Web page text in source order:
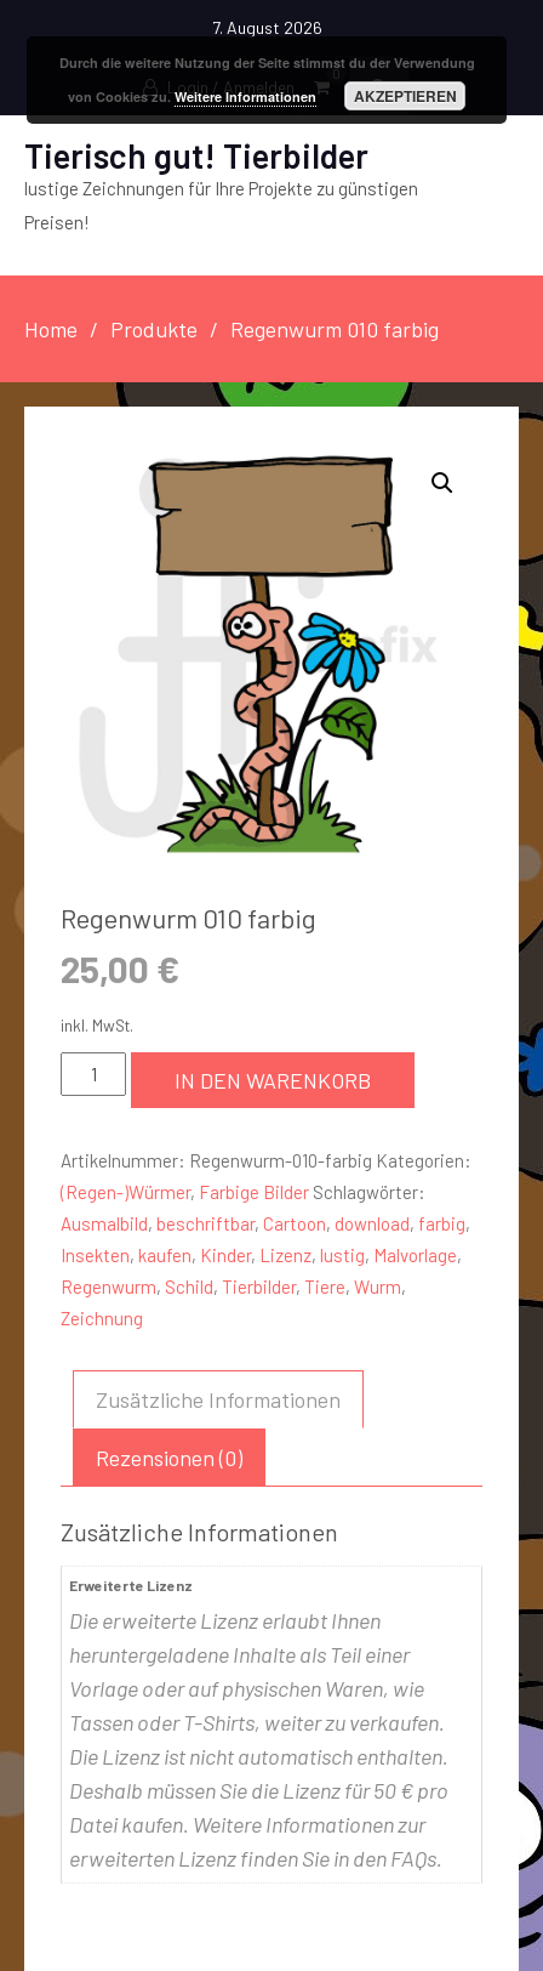
7. August 2026
Login / Anmelden
0
Tierisch gut! Tierbilder
lustige Zeichnungen für Ihre Projekte zu günstigen
Preisen!
Home Produkte Regenwurm 010 farbig
Regenwurm 010 farbig
25,00 €
inkl. MwSt.
IN DEN WARENKORB
Artikelnummer: Regenwurm-010-farbig Kategorien:
(Regen-)Würmer, Farbige Bilder Schlagwörter:
Ausmalbild, beschriftbar, Cartoon, download, farbig,
Insekten, kaufen, Kinder, Lizenz, lustig, Malvorlage,
Regenwurm, Schild, Tierbilder, Tiere, Wurm,
Zeichnung
Zusätzliche Informationen
Rezensionen (0)
Zusätzliche Informationen
Erweiterte Lizenz
Die erweiterte Lizenz erlaubt Ihnen
heruntergeladene Inhalte als Teil einer
Vorlage oder auf physischen Waren, wie
Tassen oder T-Shirts, weiter zu verkaufen.
Die Lizenz ist nicht automatisch enthalten.
Deshalb müssen Sie die Lizenz für 50 € pro
Datei kaufen. Weitere Informationen zur
erweiterten Lizenz finden Sie in den FAQs.
Durch die weitere Nutzung der Seite stimmst du der Verwendung
von Cookies zu.Weitere Informationen AKZEPTIEREN